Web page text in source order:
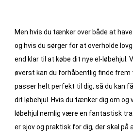
Men hvis du tænker over både at
og hvis du sørger for at overholde
end klar til at købe dit nye el-løbehjul.
øverst kan du forhåbentlig finde frem
passer helt perfekt til dig, så du kan
dit løbehjul. Hvis du tænker dig om og
løbehjul nemlig være en fantastisk
er sjov og praktisk for dig, der skal på